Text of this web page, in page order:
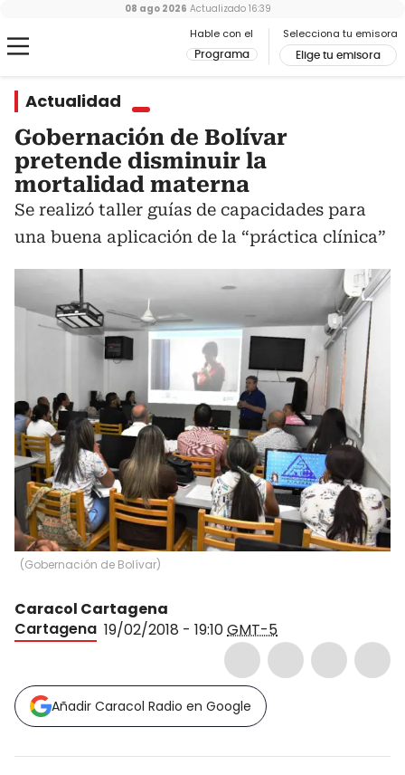
Hable con el
Programa
Selecciona tu emisora
Elige tu emisora
08 ago 2026 Actualizado 16:39
Actualidad
Gobernación de Bolívar
pretende disminuir la
mortalidad materna
Se realizó taller guías de capacidades para
una buena aplicación de la “práctica clínica”
(Gobernación de Bolívar)
Caracol Cartagena
Cartagena 19/02/2018 - 19:10GMT-5
Añadir Caracol Radio en Google